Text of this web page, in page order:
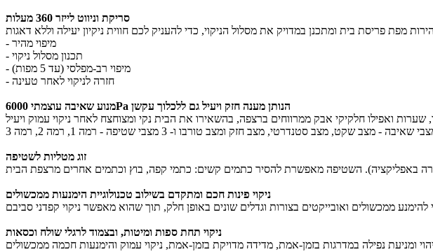
סריקת וניווט לייזר 360 מעלות
- מיפוי מהיר
- תכנון מסלול ניקוי
- מיפוי רב-מפלסי (עד 5 מפות)
- חזרה לניקוי לאחר טעינה
מנוע שאיבה עוצמתי 6000Pa הנותן מענה חזק ויעיל גם ללכלוך עקשן
זוג מטליות לשטיפה
ניקוי פינות חכם ומתקדם בשילוב טכנולוגיית הימנעות ממכשולים
ניקוי תחת ספות ומיטות, ובצמוד לרגלי שולח וכסאות
ומניעת נפילה במדרגות בזמן-אמת, מדידה מדויקת בזמן-אמת,